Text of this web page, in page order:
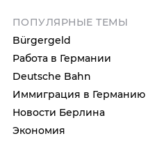
ПОПУЛЯРНЫЕ ТЕМЫ
Bürgergeld
Работа в Германии
Deutsche Bahn
Иммиграция в Германию
Новости Берлина
Экономия